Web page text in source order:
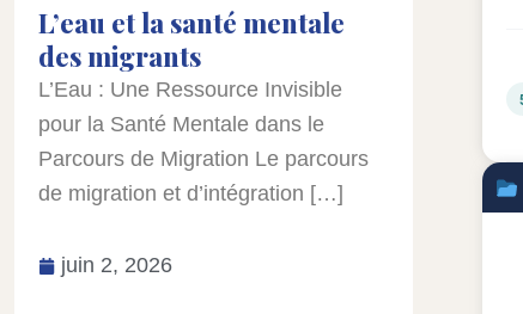
L’eau et la santé mentale
des migrants
L’Eau : Une Ressource Invisible
pour la Santé Mentale dans le
Parcours de Migration Le parcours
de migration et d’intégration […]
juin 2, 2026